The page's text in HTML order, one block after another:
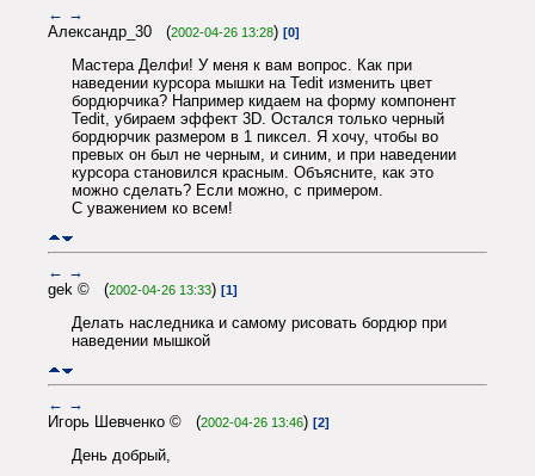
← →
Александр_30 (2002-04-26 13:28) [0]
Мастера Делфи! У меня к вам вопрос. Как при
наведении курсора мышки на Tedit изменить цвет
бордюрчика? Например кидаем на форму компонент
Tedit, убираем эффект 3D. Остался только черный
бордюрчик размером в 1 пиксел. Я хочу, чтобы во
превых он был не черным, и синим, и при наведении
курсора становился красным. Объясните, как это
можно сделать? Если можно, с примером.
С уважением ко всем!
← →
gek © (2002-04-26 13:33) [1]
Делать наследника и самому рисовать бордюр при
наведении мышкой
← →
Игорь Шевченко © (2002-04-26 13:46) [2]
День добрый,